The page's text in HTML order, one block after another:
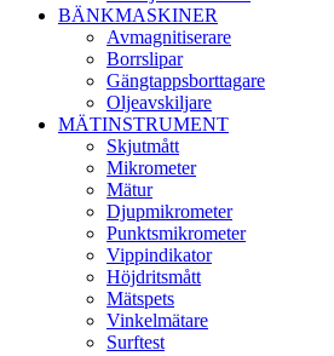
BÄNKMASKINER
Avmagnitiserare
Borrslipar
Gängtappsborttagare
Oljeavskiljare
MÄTINSTRUMENT
Skjutmått
Mikrometer
Mätur
Djupmikrometer
Punktsmikrometer
Vippindikator
Höjdritsmått
Mätspets
Vinkelmätare
Surftest